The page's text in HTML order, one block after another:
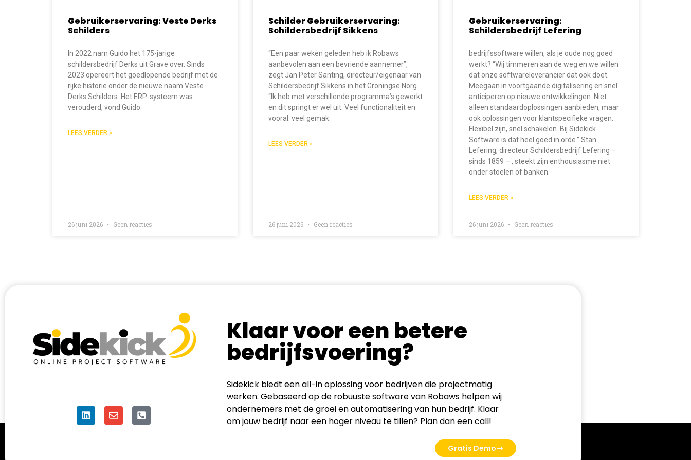
Gebruikerservaring: Veste Derks
Schilders
In 2022 nam Guido het 175-jarige
schildersbedrijf Derks uit Grave over. Sinds
2023 opereert het goedlopende bedrijf met de
rijke historie onder de nieuwe naam Veste
Derks Schilders. Het ERP-systeem was
verouderd, vond Guido.
LEES VERDER »
26 juni 2026 Geen reacties
Schilder Gebruikerservaring:
Schildersbedrijf Sikkens
“Een paar weken geleden heb ik Robaws
aanbevolen aan een bevriende aannemer”,
zegt Jan Peter Santing, directeur/eigenaar van
Schildersbedrijf Sikkens in het Groningse Norg.
“Ik heb met verschillende programma’s gewerkt
en dit springt er wel uit. Veel functionaliteit en
vooral: veel gemak.
LEES VERDER »
26 juni 2026 Geen reacties
Gebruikerservaring:
Schildersbedrijf Lefering
bedrijfssoftware willen, als je oude nog goed
werkt? “Wij timmeren aan de weg en we willen
dat onze softwareleverancier dat ook doet.
Meegaan in voortgaande digitalisering en snel
anticiperen op nieuwe ontwikkelingen. Niet
alleen standaardoplossingen aanbieden, maar
ook oplossingen voor klantspecifieke vragen.
Flexibel zijn, snel schakelen. Bij Sidekick
Software is dat heel goed in orde.” Stan
Lefering, directeur Schildersbedrijf Lefering –
sinds 1859 – , steekt zijn enthousiasme niet
onder stoelen of banken.
LEES VERDER »
26 juni 2026 Geen reacties
Klaar voor een betere
bedrijfsvoering?
Sidekick biedt een all-in oplossing voor bedrijven die projectmatig
werken. Gebaseerd op de robuuste software van Robaws helpen wij
ondernemers met de groei en automatisering van hun bedrijf. Klaar
om jouw bedrijf naar een hoger niveau te tillen? Plan dan een call!
Gratis Demo